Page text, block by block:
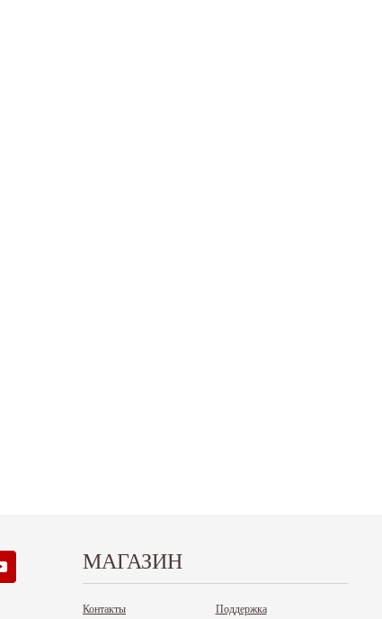
МАГАЗИН
Контакты Поддержка